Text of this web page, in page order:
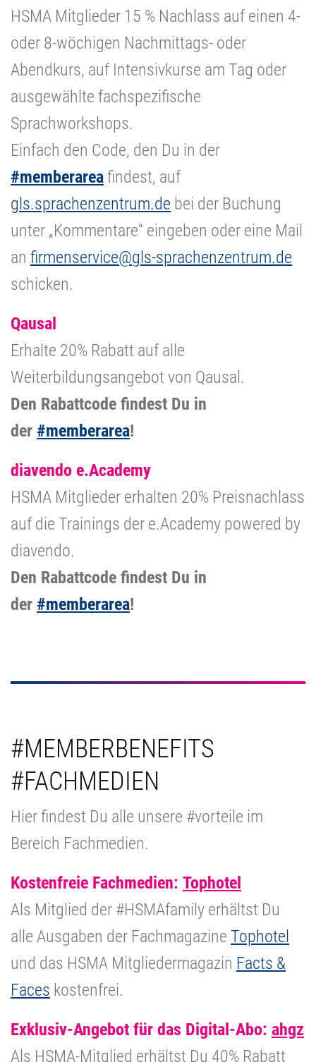
HSMA Mitglieder 15 % Nachlass auf einen 4-
oder 8-wöchigen Nachmittags- oder
Abendkurs, auf Intensivkurse am Tag oder
ausgewählte fachspezifische
Sprachworkshops.
Einfach den Code, den Du in der
#memberareafindest, auf
gls.sprachenzentrum.de bei der Buchung
unter „Kommentare“ eingeben oder eine Mail
an firmenservice@gls-sprachenzentrum.de
schicken.
Qausal
Erhalte 20% Rabatt auf alle
Weiterbildungsangebot von Qausal.
Den Rabattcode findest Du in
der #memberarea!
diavendo e.Academy
HSMA Mitglieder erhalten 20% Preisnachlass
auf die Trainings der e.Academy powered by
diavendo.
Den Rabattcode findest Du in
der #memberarea!
#MEMBERBENEFITS
#FACHMEDIEN
Hier findest Du alle unsere #vorteile im
Bereich Fachmedien.
Kostenfreie Fachmedien: Tophotel
Als Mitglied der #HSMAfamily erhältst Du
alle Ausgaben der Fachmagazine Tophotel
und das HSMA Mitgliedermagazin Facts &
Faces kostenfrei.
Exklusiv-Angebot für das Digital-Abo: ahgz
Als HSMA-Mitglied erhältst Du 40% Rabatt